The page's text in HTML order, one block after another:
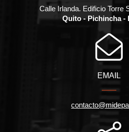
Calle Irlanda. Edificio Torre
Quito - Pichincha -
EMAIL